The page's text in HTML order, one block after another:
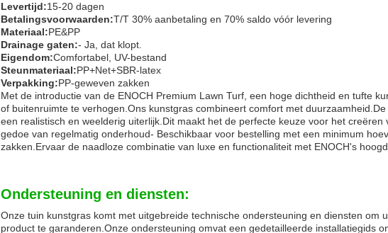
Levertijd:15-20 dagen
Betalingsvoorwaarden:T/T 30% aanbetaling en 70% saldo vóór levering
Materiaal:PE&PP
Drainage gaten:- Ja, dat klopt.
Eigendom:Comfortabel, UV-bestand
Steunmateriaal:PP+Net+SBR-latex
Verpakking:PP-geweven zakken
Met de introductie van de ENOCH Premium Lawn Turf, een hoge dichtheid en tufte
of buitenruimte te verhogen.Ons kunstgras combineert comfort met
een realistisch en weelderig uiterlijk.Dit maakt het de perfecte keuze voor het
gedoe van regelmatig onderhoud- Beschikbaar voor bestelling met een minimum
zakken.Ervaar de naadloze combinatie van luxe en functionaliteit met ENOCH's
Ondersteuning en diensten:
Onze tuin kunstgras komt met uitgebreide technische ondersteuning en diensten om
product te garanderen.Onze ondersteuning omvat een gedetailleerde installatiegids